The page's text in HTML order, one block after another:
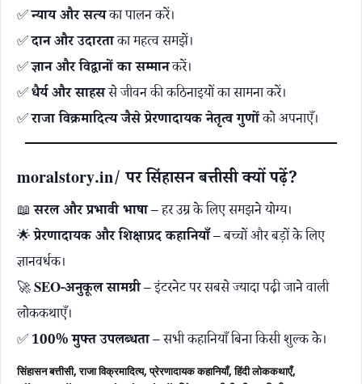
✅न्याय और सत्यका पालन करें।
✅दान और उदारताका महत्व समझें।
✅ज्ञान और विद्वानों का सम्मानकरें।
✅धैर्य और साहससे जीवन की कठिनाइयों का सामना करें।
✅राजा विक्रमादित्य जैसे प्रेरणादायक नेतृत्व गुणोंको अपनाएँ।
moralstory.in/ पर सिंहासन बत्तीसी क्यों पढ़ें?
📖सरल और प्रभावी भाषा– हर उम्र के लिए समझने योग्य।
🌟प्रेरणादायक और शिक्षाप्रद कहानियाँ– बच्चों और बड़ों के लिए
ज्ञानवर्धक।
🚀SEO-अनुकूल सामग्री– इंटरनेट पर सबसे ज्यादा पढ़ी जाने वाली
लोककथाएँ।
✅100% मुफ्त उपलब्धता– सभी कहानियाँ बिना किसी शुल्क के।
सिंहासन बत्तीसी, राजा विक्रमादित्य, प्रेरणादायक कहानियाँ, हिंदी लोककथाएँ,